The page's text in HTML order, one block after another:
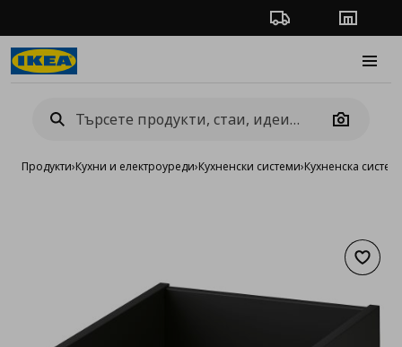
Проследяване на
Camera
Продукти›Кухни и електроуреди›Кухненски системи›Кухненска